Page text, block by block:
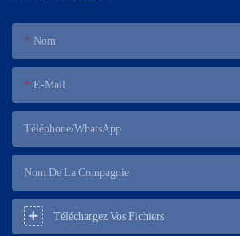
Nom
E-Mail
Téléphone/WhatsApp
Nom De La Compagnie
Téléchargez Vos Fichiers